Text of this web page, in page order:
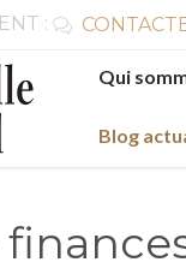
: 
SkipQui
Blog